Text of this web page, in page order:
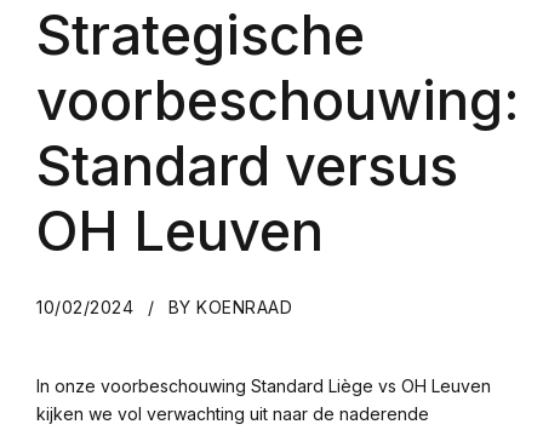
Strategische
voorbeschouwing:
Standard versus
OH Leuven
10/02/2024 BY KOENRAAD
In onze voorbeschouwing Standard Liège vs OH Leuven
kijken we vol verwachting uit naar de naderende